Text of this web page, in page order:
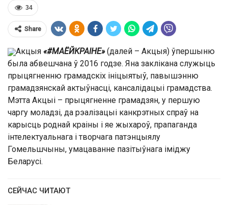
34
Share
Акцыя «#МАЁЙКРАІНЕ»(далей – Акцыя) ўпершыню
была абвешчана ў 2016 годзе. Яна заклікана служыць
прыцягненню грамадскіх ініцыятыў, павышэнню
грамадзянскай актыўнасці, кансалідацыі грамадства.
Мэтта Акцыі – прыцягненне грамадзян, у першую
чаргу моладзі, да рэалізацыі канкрэтных спраў на
карысць роднай краіны і яе жыхароў, прапаганда
інтелектуальнага і творчага патэнцыялу
Гомельшчыны, умацаванне пазітыўнага іміджу
Беларусі.
СЕЙЧАС ЧИТАЮТ